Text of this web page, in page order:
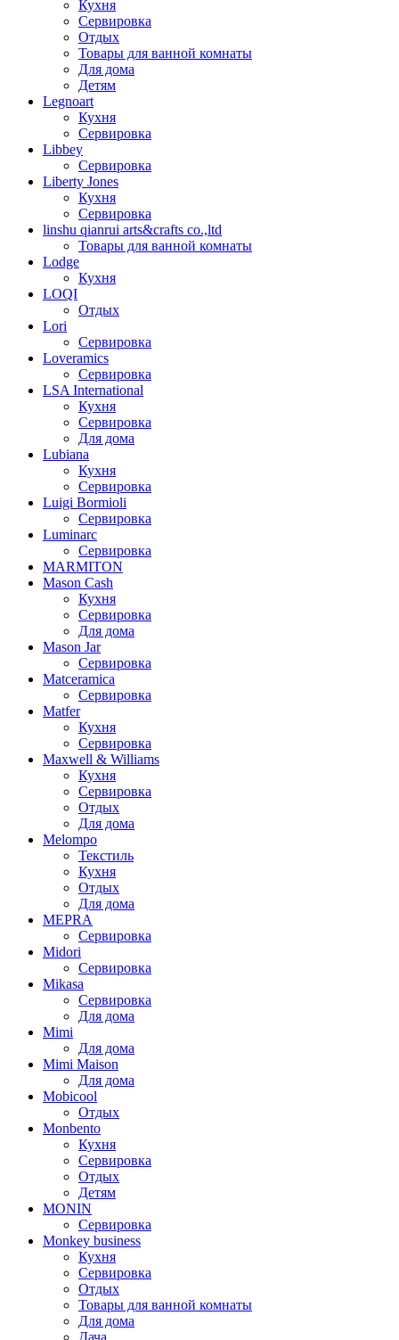
Кухня
Сервировка
Отдых
Товары для ванной комнаты
Для дома
Детям
Legnoart
Кухня
Сервировка
Libbey
Сервировка
Liberty Jones
Кухня
Сервировка
linshu qianrui arts&crafts co.,ltd
Товары для ванной комнаты
Lodge
Кухня
LOQI
Отдых
Lori
Сервировка
Loveramics
Сервировка
LSA International
Кухня
Сервировка
Для дома
Lubiana
Кухня
Сервировка
Luigi Bormioli
Сервировка
Luminarc
Сервировка
MARMITON
Mason Cash
Кухня
Сервировка
Для дома
Mason Jar
Сервировка
Matceramica
Сервировка
Matfer
Кухня
Сервировка
Maxwell & Williams
Кухня
Сервировка
Отдых
Для дома
Melompo
Текстиль
Кухня
Отдых
Для дома
MEPRA
Сервировка
Midori
Сервировка
Mikasa
Сервировка
Для дома
Mimi
Для дома
Mimi Maison
Для дома
Mobicool
Отдых
Monbento
Кухня
Сервировка
Отдых
Детям
MONIN
Сервировка
Monkey business
Кухня
Сервировка
Отдых
Товары для ванной комнаты
Для дома